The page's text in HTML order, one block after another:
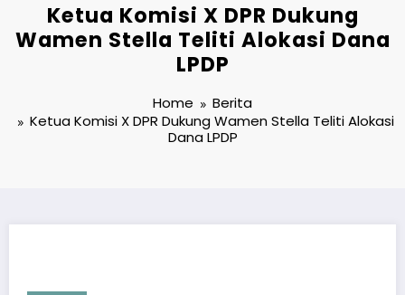
Ketua Komisi X DPR Dukung
Wamen Stella Teliti Alokasi Dana
LPDP
Home
Berita
Ketua Komisi X DPR Dukung Wamen Stella Teliti Alokasi
Dana LPDP